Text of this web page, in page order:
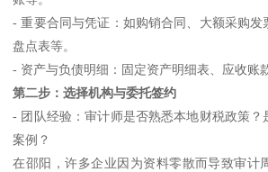
- 重要合同与凭证：如购销合同、大额采购发
盘点表等。
- 资产与负债明细：固定资产明细表、应收账
第二步：选择机构与委托签约
- 团队经验：审计师是否熟悉本地财税政策？
案例？
在邵阳，许多企业因为资料零散而导致审计